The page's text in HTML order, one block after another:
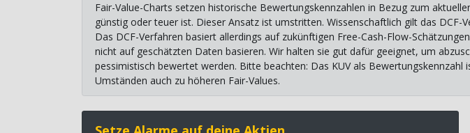
Fair-Value-Charts setzen historische Bewertungskennzahlen in Bezug zum
günstig oder teuer ist. Dieser Ansatz ist umstritten. Wissenschaftlich gilt das
Das DCF-Verfahren basiert allerdings auf zukünftigen Free-Cash-Flow-
nicht auf geschätzten Daten basieren. Wir halten sie gut dafür geeignet, um
pessimistisch bewertet werden. Bitte beachten: Das KUV als
Umständen auch zu höheren Fair-Values.